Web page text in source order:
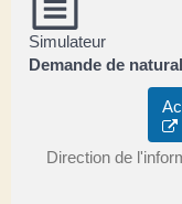
Simulateur
Demande de
Direction de